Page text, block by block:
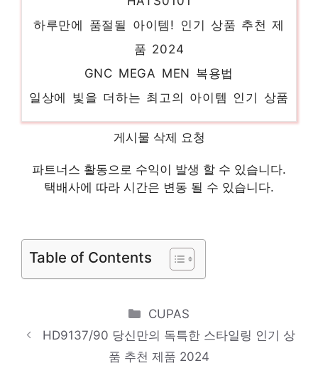
GG1346SK-001
제품 2024
천 제품 2024
FS3EQE5302X
추천 제품 2024
FD3090-010
게시물 삭제 요청
파트너스 활동으로 수익이 발생 할 수 있습니다.
택배사에 따라 시간은 변동 될 수 있습니다.
Table of Contents
Categories
CUPAS
HD9137/90 당신만의 독특한 스타일링 인기 상
품 추천 제품 2024